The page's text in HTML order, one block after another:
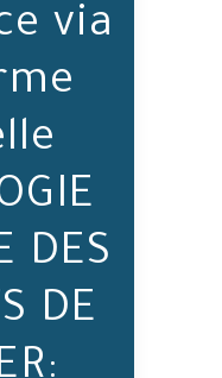
via
:
DES
DE